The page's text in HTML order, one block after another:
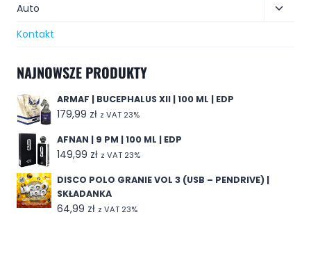
Auto
Kontakt
NAJNOWSZE PRODUKTY
ARMAF | BUCEPHALUS XII | 100 ML | EDP
179,99 zł z VAT 23%
AFNAN | 9 PM | 100 ML | EDP
149,99 zł z VAT 23%
DISCO POLO GRANIE VOL 3 (USB – PENDRIVE) |
SKŁADANKA
64,99 zł z VAT 23%